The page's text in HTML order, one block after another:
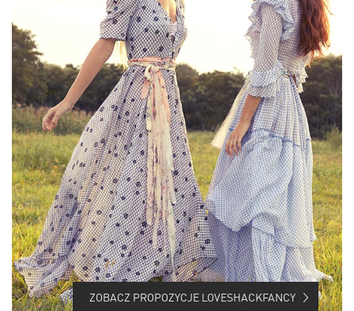
ZOBACZ PROPOZYCJE LOVESHACKFANCY